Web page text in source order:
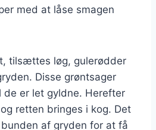
med at låse smagen
tilsættes løg, gulerødder
Disse grøntsager
de er let gyldne. Herefter
retten bringes i kog. Det
af gryden for at få